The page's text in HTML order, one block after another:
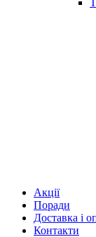
Акції
Поради
Доставка і
Контакти